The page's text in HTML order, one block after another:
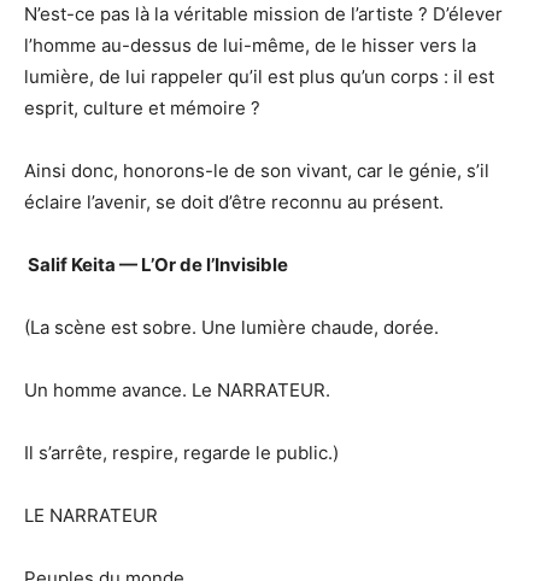
N’est-ce pas là la véritable mission de l’artiste ? D’élever
l’homme au-dessus de lui-même, de le hisser vers la
lumière, de lui rappeler qu’il est plus qu’un corps : il est
esprit, culture et mémoire ?
Ainsi donc, honorons-le de son vivant, car le génie, s’il
éclaire l’avenir, se doit d’être reconnu au présent.
Salif Keita — L’Or de l’Invisible
(La scène est sobre. Une lumière chaude, dorée.
Un homme avance. Le NARRATEUR.
Il s’arrête, respire, regarde le public.)
LE NARRATEUR